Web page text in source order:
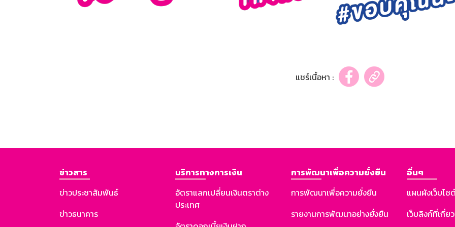
แชร์เนื้อหา :
ข่าวสาร
ข่าวประชาสัมพันธ์
ข่าวธนาคาร
บริการทางการเงิน
อัตราแลกเปลี่ยนเงินตราต่าง
ประเทศ
การพัฒนาเพื่อความยั่งยืน
การพัฒนาเพื่อความยั่งยืน
รายงานการพัฒนาอย่างยั่งยืน
อื่นๆ
แผนผังเว็บไซ
เว็บลิงก์ที่เกี่ย